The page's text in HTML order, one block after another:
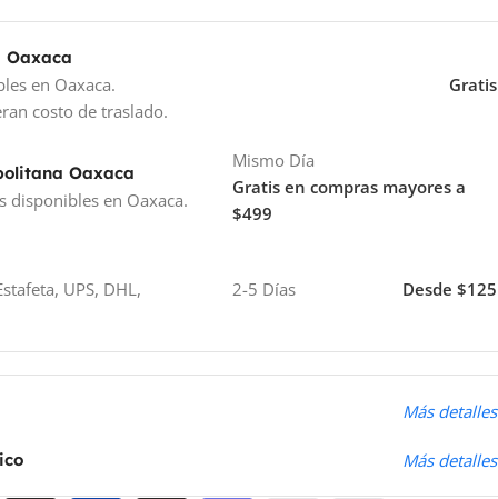
Oaxaca
en Oaxaca.
costo de traslado.
Gratis
Oaxaca
disponibles en Oaxaca.
Mismo Día
Gratis en compras mayores a
$499
UPS, DHL,
2-5 Días Desde $125
Más detalles
Más detalles